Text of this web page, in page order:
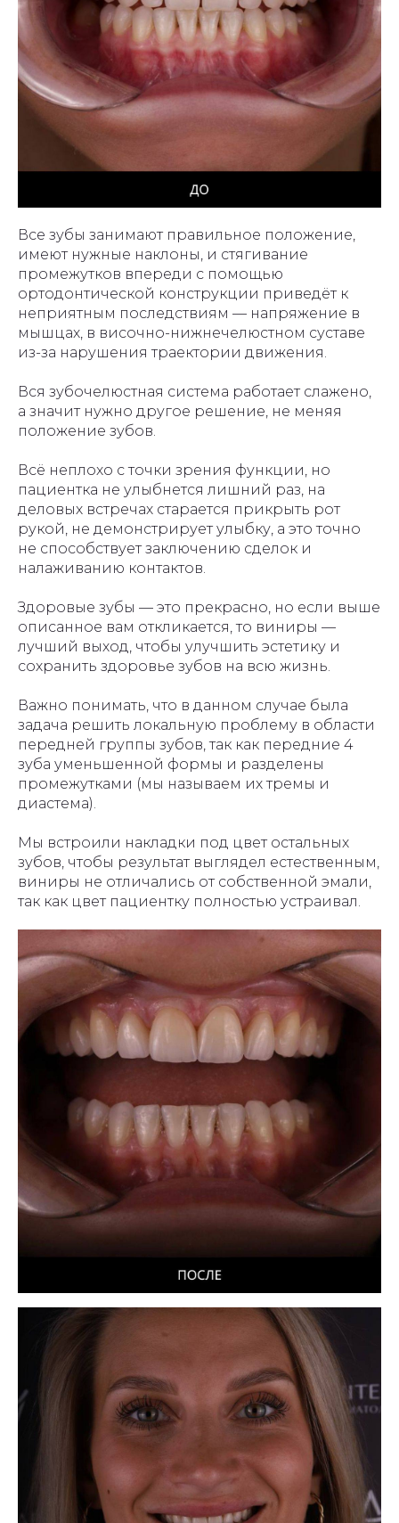
Все зубы занимают правильное положение,
имеют нужные наклоны, и стягивание
промежутков впереди с помощью
ортодонтической конструкции приведёт к
неприятным последствиям — напряжение в
мышцах, в височно-нижнечелюстном суставе
из-за нарушения траектории движения.
Вся зубочелюстная система работает слажено,
а значит нужно другое решение, не меняя
положение зубов.
Всё неплохо с точки зрения функции, но
пациентка не улыбнется лишний раз, на
деловых встречах старается прикрыть рот
рукой, не демонстрирует улыбку, а это точно
не способствует заключению сделок и
налаживанию контактов.
Здоровые зубы — это прекрасно, но если выше
описанное вам откликается, то виниры —
лучший выход, чтобы улучшить эстетику и
сохранить здоровье зубов на всю жизнь.
Важно понимать, что в данном случае была
задача решить локальную проблему в области
передней группы зубов, так как передние 4
зуба уменьшенной формы и разделены
промежутками (мы называем их тремы и
диастема).
Мы встроили накладки под цвет остальных
зубов, чтобы результат выглядел естественным,
виниры не отличались от собственной эмали,
так как цвет пациентку полностью устраивал.